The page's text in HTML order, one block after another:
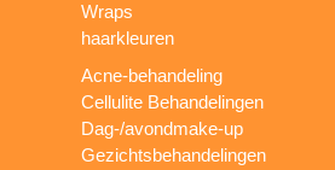
Wraps
haarkleuren
Acne-behandeling
Cellulite Behandelingen
Dag-/avondmake-up
Gezichtsbehandelingen